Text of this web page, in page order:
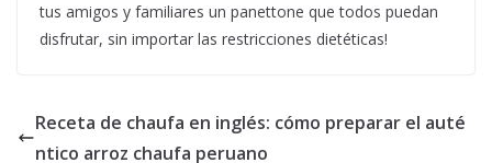
tus amigos y familiares un panettone que todos puedan
disfrutar, sin importar las restricciones dietéticas!
Receta de chaufa en inglés: cómo preparar el auté
ntico arroz chaufa peruano